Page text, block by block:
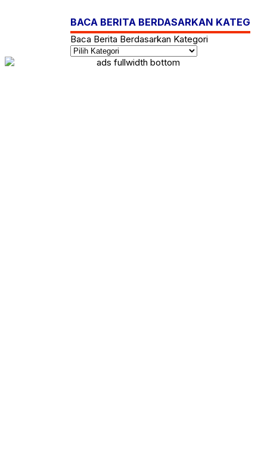
BACA BERITA BERDASARKAN KATEGORI
Baca Berita Berdasarkan Kategori